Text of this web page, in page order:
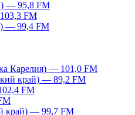
— 95,8 FM
FM
— 99,4 FM
Карелия) — 101,0 FM
край) — 89,2 FM
FM
край) — 99,7 FM